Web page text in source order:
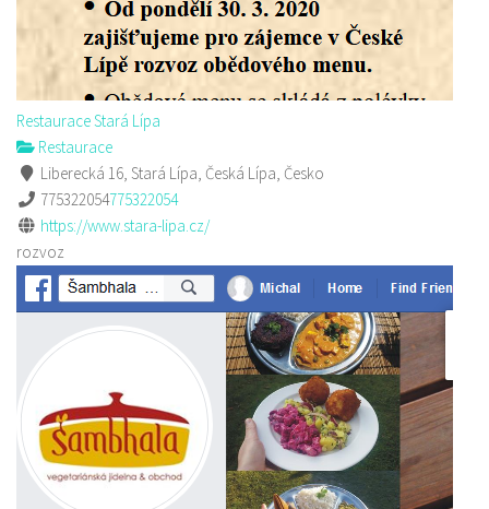
Restaurace Stará Lípa
Restaurace
Liberecká 16, Stará Lípa, Česká Lípa, Česko
775322054775322054
https://www.stara-lipa.cz/
rozvoz